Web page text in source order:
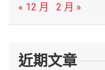
« 12 月
2 月 »
近期文章